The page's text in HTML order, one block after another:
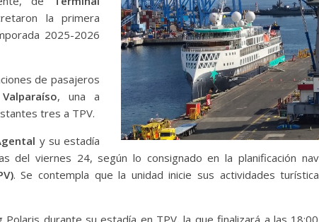
la primera
2025-2026
de pasajeros
, una a
tres a TPV.
y su estadía
del viernes 24, según lo consignado en la planificación
. Se contempla que la unidad inicie sus actividades
Polaris durante su estadía en TPV, la que finalizará a las